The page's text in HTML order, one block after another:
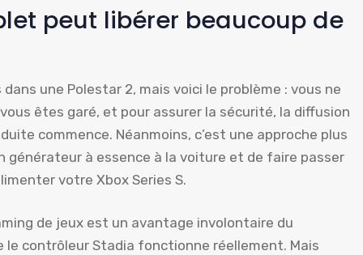
peut libérer beaucoup de
une Polestar 2, mais voici le problème : vous ne
êtes garé, et pour assurer la sécurité, la diffusion
commence. Néanmoins, c’est une approche plus
générateur à essence à la voiture et de faire passer
votre Xbox Series S.
de jeux est un avantage involontaire du
le contrôleur Stadia fonctionne réellement. Mais